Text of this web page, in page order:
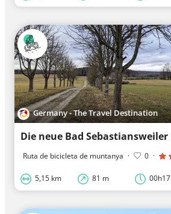
Germany - The Travel Destination
Ruta de bicicleta de muntanya · 0 ·
5,15 km 81 m 00h17